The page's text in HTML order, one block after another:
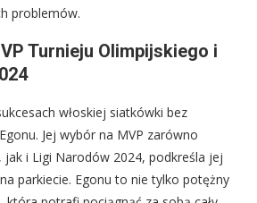
problemów.
Turnieju Olimpijskiego i
włoskiej siatkówki bez
Jej wybór na MVP zarówno
i Ligi Narodów 2024, podkreśla jej
parkiecie. Egonu to nie tylko potężny